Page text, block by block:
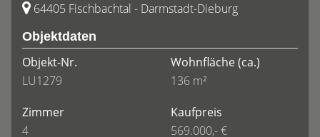
64405 Fischbachtal - Darmstadt-Dieburg
Objektdaten
Objekt-Nr.
LU1279
Wohnfläche(ca.)
136 m²
Zimmer
4
Kaufpreis
569.000,- €